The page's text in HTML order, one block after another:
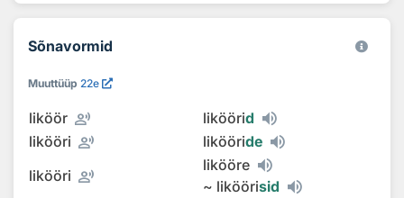
Sõnavormid
Muuttüüp 22e
liköör record_voice_over liköörid
likööri record_voice_over likööride
likööri record_voice_over
likööre
~ liköörisid